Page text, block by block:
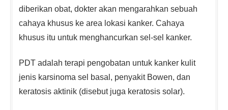
diberikan obat, dokter akan mengarahkan sebuah
cahaya khusus ke area lokasi kanker. Cahaya
khusus itu untuk menghancurkan sel-sel kanker.
PDT adalah terapi pengobatan untuk kanker kulit
jenis karsinoma sel basal, penyakit Bowen, dan
keratosis aktinik (disebut juga keratosis solar).